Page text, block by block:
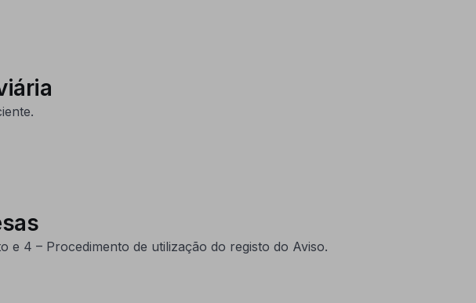
e 4 – Procedimento de utilização do registo do Aviso.